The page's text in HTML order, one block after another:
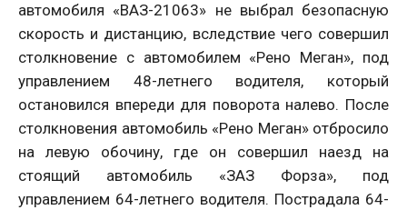
автомобиля «ВАЗ-21063» не выбрал безопасную
скорость и дистанцию, вследствие чего совершил
столкновение с автомобилем «Рено Меган», под
управлением 48-летнего водителя, который
остановился впереди для поворота налево. После
столкновения автомобиль «Рено Меган» отбросило
на левую обочину, где он совершил наезд на
стоящий автомобиль «ЗАЗ Форза», под
управлением 64-летнего водителя. Пострадала 64-